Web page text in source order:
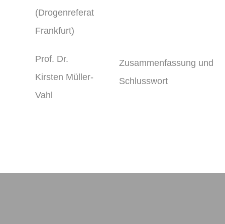
(Drogenreferat
Frankfurt)
Prof. Dr.
Kirsten Müller-
Vahl
Zusammenfassung und
Schlusswort